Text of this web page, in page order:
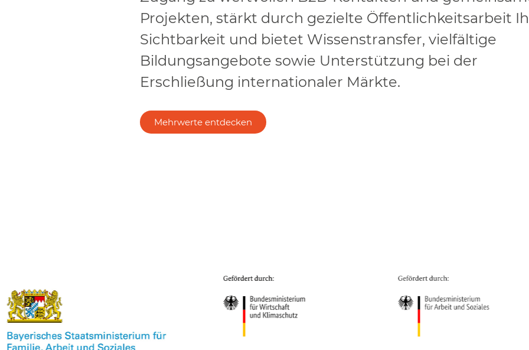
Projekten, stärkt durch gezielte Öffentlichkeitsarbeit
Sichtbarkeit und bietet Wissenstransfer, vielfältige
Bildungsangebote sowie Unterstützung bei der
Erschließung internationaler Märkte.
Mehrwerte entdecken